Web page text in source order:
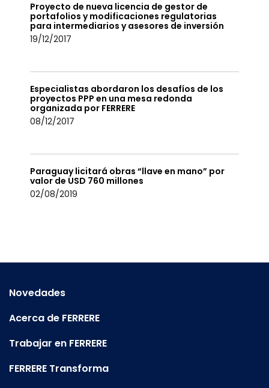
Proyecto de nueva licencia de gestor de
portafolios y modificaciones regulatorias
para intermediarios y asesores de inversión
19/12/2017
Especialistas abordaron los desafíos de los
proyectos PPP en una mesa redonda
organizada por FERRERE
08/12/2017
Paraguay licitará obras “llave en mano” por
valor de USD 760 millones
02/08/2019
Novedades
Acerca de FERRERE
Trabajar en FERRERE
FERRERE Transforma